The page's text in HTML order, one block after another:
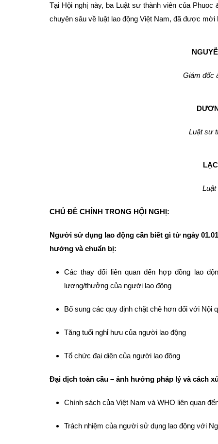
Tại Hội nghị này, ba Luật sư thành viên của
chuyên sâu về luật lao động Việt Nam, đã được
Giám đốc
Luật sư
Luật
CHỦ ĐỀ CHÍNH TRONG HỘI NGHỊ:
Người sử dụng lao động cần biết gì từ ngày
hưởng và chuẩn bị:
Các thay đổi liên quan đến hợp đồng lao
lương/thưởng của người lao động
Bổ sung các quy định chặt chẽ hơn đối với Nội
Tăng tuổi nghỉ hưu của người lao động
Tổ chức đại diện của người lao động
Đại dịch toàn cầu – ảnh hưởng pháp lý và cách
Chính sách của Việt Nam và WHO liên quan
Trách nhiệm của người sử dụng lao động với